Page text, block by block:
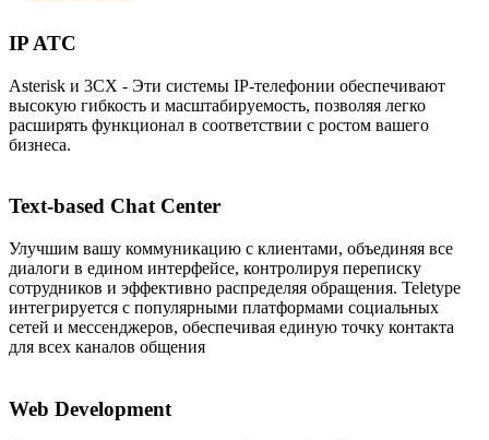
IP ATC
Asterisk и 3CX - Эти системы IP-телефонии обеспечивают
высокую гибкость и масштабируемость, позволяя легко
расширять функционал в соответствии с ростом вашего
бизнеса.
Text-based Chat Center
Улучшим вашу коммуникацию с клиентами, объединяя все
диалоги в едином интерфейсе, контролируя переписку
сотрудников и эффективно распределяя обращения. Teletype
интегрируется с популярными платформами социальных
сетей и мессенджеров, обеспечивая единую точку контакта
для всех каналов общения
Web Development